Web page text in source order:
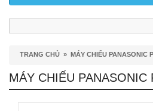
TRANG CHỦ » MÁY CHIẾU PANASONIC
MÁY CHIẾU PANASONIC